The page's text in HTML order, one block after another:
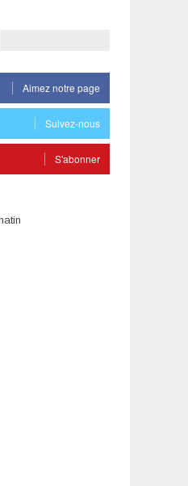
Aimez notre page
Suivez-nous
S'abonner